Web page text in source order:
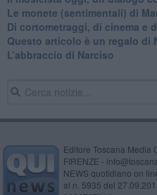
Le monete (sentimentali) di
​Di cortometraggi, di cinema e
​Questo articolo è un regalo di
L’abbraccio di Narciso
Editore Toscana Media
FIRENZE -
NEWS quotidiano on
al n. 5935 del